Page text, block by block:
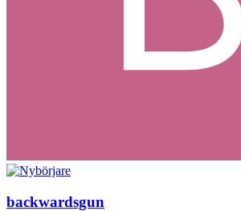
backwardsgun